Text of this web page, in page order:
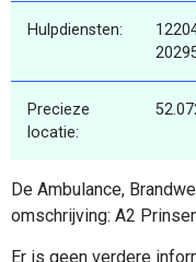
Hulpdiensten:
Precieze
locatie:
De Ambulance,
omschrijving: A2
Er is geen verdere